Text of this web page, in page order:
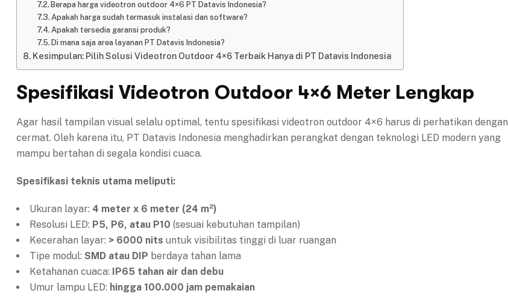
Berapa harga videotron outdoor 4×6 PT Datavis Indonesia?
Apakah harga sudah termasuk instalasi dan software?
Apakah tersedia garansi produk?
Di mana saja area layanan PT Datavis Indonesia?
Kesimpulan: Pilih Solusi Videotron Outdoor 4×6 Terbaik Hanya di PT Datavis Indonesia
Spesifikasi Videotron Outdoor 4×6 Meter Lengkap
Agar hasil tampilan visual selalu optimal, tentu spesifikasi videotron outdoor 4×6 harus di perhatikan dengan
cermat. Oleh karena itu, PT Datavis Indonesia menghadirkan perangkat dengan teknologi LED modern yang
mampu bertahan di segala kondisi cuaca.
Spesifikasi teknis utama meliputi:
Ukuran layar: 4 meter x 6 meter (24 m²)
Resolusi LED: P5, P6, atau P10 (sesuai kebutuhan tampilan)
Kecerahan layar: > 6000 nits untuk visibilitas tinggi di luar ruangan
Tipe modul: SMD atau DIP berdaya tahan lama
Ketahanan cuaca: IP65 tahan air dan debu
Umur lampu LED: hingga 100.000 jam pemakaian